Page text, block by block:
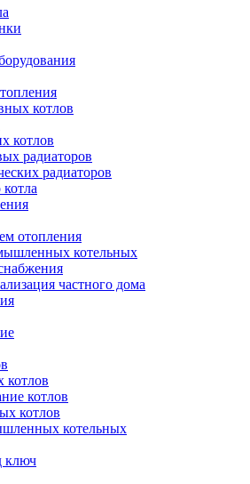
котлов
котлов
радиаторов
радиаторов
отопления
котельных
частного дома
котлов
котлов
котлов
котельных
ключ